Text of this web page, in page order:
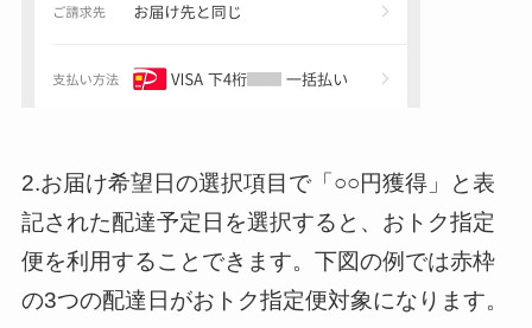
2.お届け希望日の選択項目で「○○円獲得」と表
記された配達予定日を選択すると、おトク指定
便を利用することできます。下図の例では赤枠
の3つの配達日がおトク指定便対象になります。